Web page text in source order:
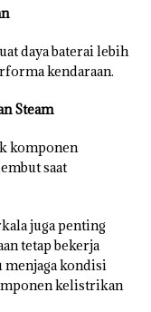
daya baterai lebih
kendaraan.
Steam
komponen
saat
juga penting
tetap bekerja
kondisi
kelistrikan